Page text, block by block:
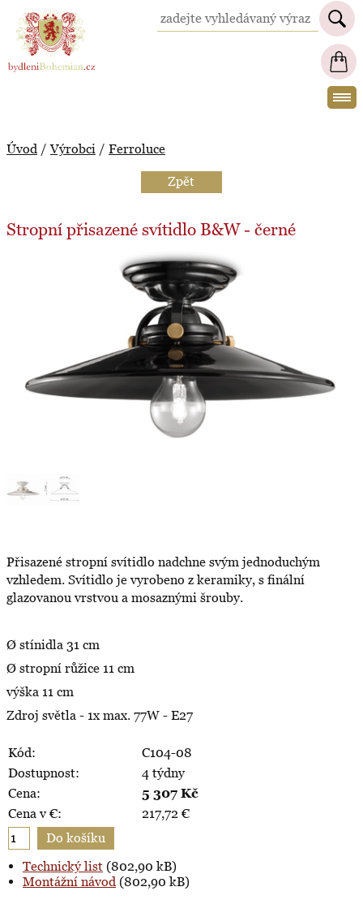
BydleniBohemian.cz
Úvod /Výrobci / Ferroluce
Zpět
Stropní přisazené svítidlo B&W - černé
Přisazené stropní svítidlo nadchne svým jednoduchým
vzhledem. Svítidlo je vyrobeno z keramiky, s finální
glazovanou vrstvou a mosaznými šrouby.
Ø stínidla 31 cm
Ø stropní růžice 11 cm
výška 11 cm
Zdroj světla - 1x max. 77W - E27
Kód:
C104-08
Dostupnost:
4 týdny
Cena:
5 307 Kč
Cena v €:
217,72 €
Technický list (802,90 kB)
Montážní návod (802,90 kB)